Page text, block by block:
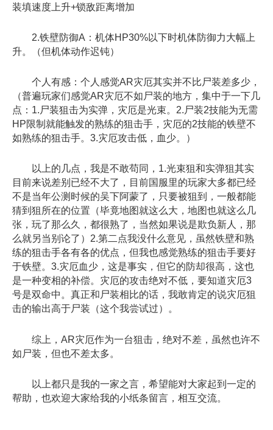
装填速度上升+锁敌距离增加
2.铁壁防御A：机体HP30%以下时机体防御力大幅上
升。（但机体动作迟钝）
个人有感：个人感觉AR灾厄其实并不比尸装差多少，
（普遍玩家们感觉AR灾厄不如尸装的地方，集中于一下几
点：1.尸装狙击为实弹，灾厄是光束。2.尸装2技能为无需
HP限制就能触发的熟练的狙击手，灾厄的2技能的铁壁不
如熟练的狙击手。3.灾厄攻击低，血少。）
以上的几点，我是不敢苟同，1.光束狙和实弹狙其实
目前来说差别已经不大了，目前国服里的玩家大多都已经
不是当年公测时候的吴下阿蒙了，只要被狙到，一般都能
猜到狙所在的位置（毕竟地图就这么大，地图也就这么几
张，玩了那么久，都很熟了，当然如果说是欺负新人，那
么就另当别论了）2.第二点我没什么意见，虽然铁壁和熟
练的狙击手各有各的优点，但我也感觉熟练的狙击手要好
于铁壁。3.灾厄血少，这是事实，但它的防却很高，这也
是一种变相的补偿。灾厄的攻击绝对不低，要知道灾厄3
号是双命中。真正和尸装相比的话，我敢肯定的说灾厄狙
击的输出高于尸装（这个我尝试过）。
综上，AR灾厄作为一台狙击，绝对不差，虽然也许不
如尸装，但也不差太多。
以上都只是我的一家之言，希望能对大家起到一定的
帮助，也欢迎大家给我的小纸条留言，相互交流。